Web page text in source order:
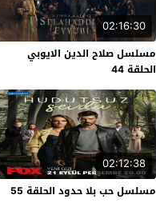
02:16:30
مسلسل صلاح الدين الايوبي
الحلقة 44
02:12:38
مسلسل حب بلا حدود الحلقة 55